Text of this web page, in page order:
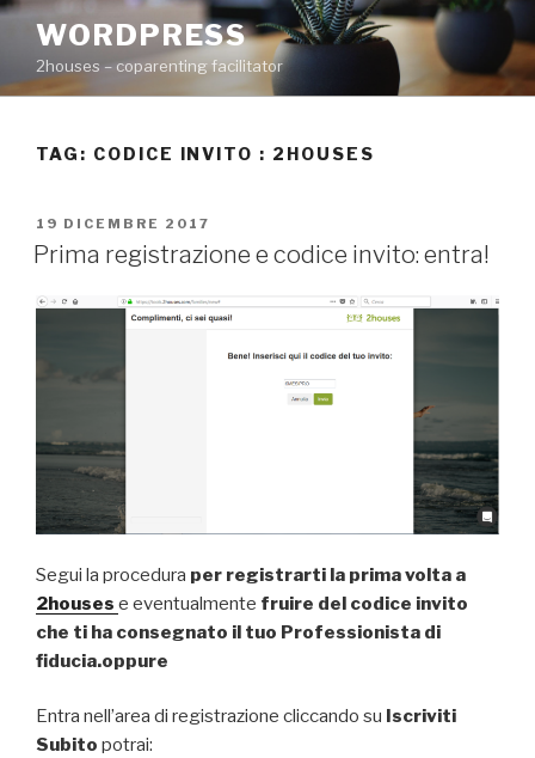
Salta
contenuto
WORDPRESS
2houses – coparenting facilitator
TAG: CODICE INVITO : 2HOUSES
PUBBLICATO
IL
19 DICEMBRE 2017
Prima registrazione e codice invito: entra!
Segui la procedura per registrarti la prima volta a
2houses e eventualmente fruire del codice invito
che ti ha consegnato il tuo Professionista di
fiducia.oppure
Entra nell’area di registrazione cliccando su Iscriviti
Subito potrai: